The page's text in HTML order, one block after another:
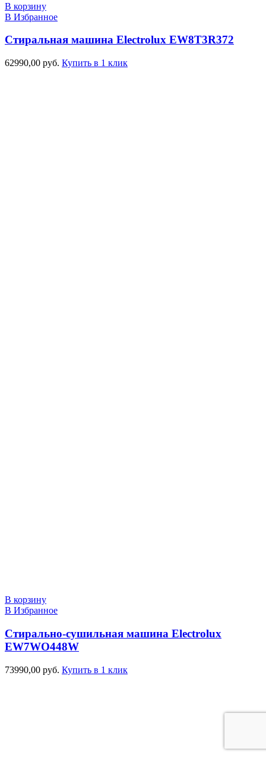
В корзину
В Избранное
Стиральная машина Electrolux EW8T3R372
62990,00 руб. Купить в 1 клик
В корзину
В Избранное
Стирально-сушильная машина Electrolux
EW7WO448W
73990,00 руб. Купить в 1 клик